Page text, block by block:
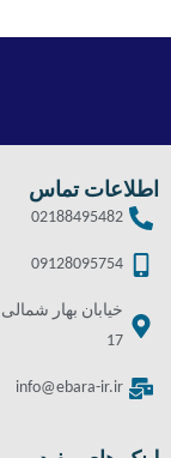
اطلاعات تماس
02188495482
09128095754
خیابان بهار
17
info@ebara-ir.ir